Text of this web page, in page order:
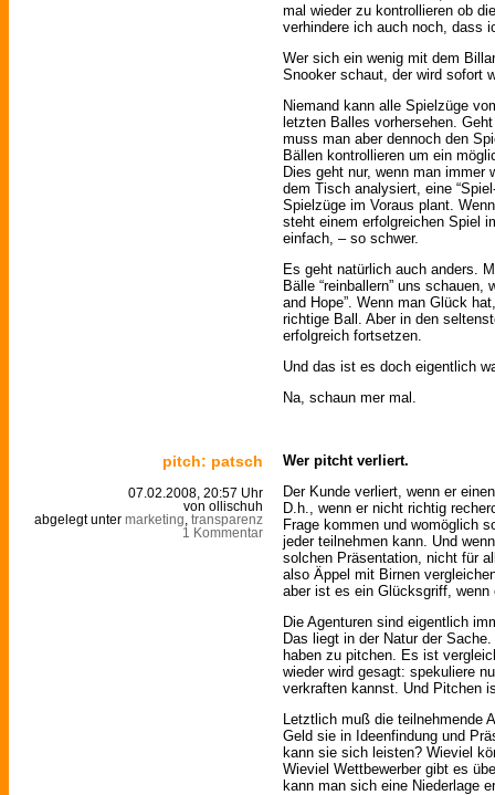
mal wieder zu kontrollieren ob
verhindere ich auch noch, dass
Wer sich ein wenig mit dem
Snooker schaut, der wird sofort
Niemand kann alle Spielzüge
letzten Balles vorhersehen.
muss man aber dennoch den
Bällen kontrollieren um ein
Dies geht nur, wenn man immer
dem Tisch analysiert, eine
Spielzüge im Voraus plant.
steht einem erfolgreichen Spiel
einfach, – so schwer.
Es geht natürlich auch anders.
Bälle “reinballern” uns
and Hope”. Wenn man Glück
richtige Ball. Aber in den
erfolgreich fortsetzen.
Und das ist es doch eigentlich
Na, schaun mer mal.
pitch: patsch
07.02.2008, 20:57 Uhr
von ollischuh
abgelegt unter marketing transparenz
1 Kommentar
Wer pitcht verliert.
Der Kunde verliert, wenn er
D.h., wenn er nicht richtig
Frage kommen und womöglich
jeder teilnehmen kann. Und
solchen Präsentation, nicht für
also Äppel mit Birnen
aber ist es ein Glücksgriff, wenn
Die Agenturen sind eigentlich
Das liegt in der Natur der
haben zu pitchen. Es ist
wieder wird gesagt: spekuliere
verkraften kannst. Und Pitchen
Letztlich muß die teilnehmende
Geld sie in Ideenfindung und
kann sie sich leisten? Wieviel
Wieviel Wettbewerber gibt es
kann man sich eine Niederlage